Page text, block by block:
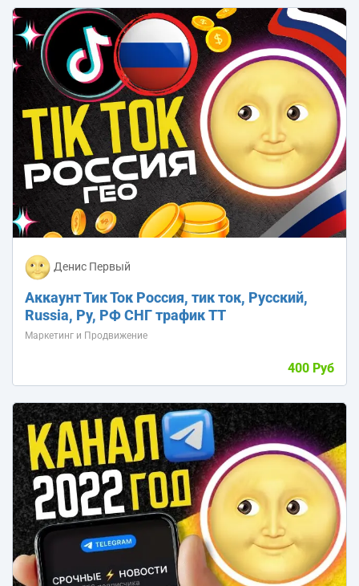
Денис Первый
Аккаунт Тик Ток Россия, тик ток, Русский,
Russia, Ру, РФ СНГ трафик TT
Маркетинг и Продвижение
400 Руб